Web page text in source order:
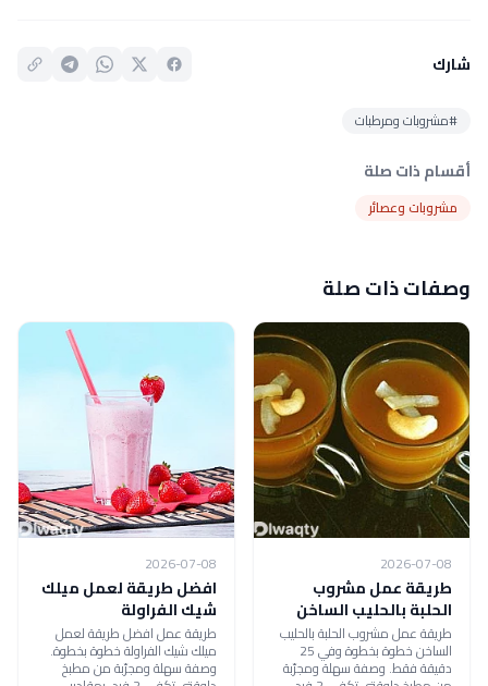
شارك
#مشروبات ومرطبات
أقسام ذات صلة
مشروبات وعصائر
وصفات ذات صلة
2026-07-08
طريقة عمل مشروب
الحلبة بالحليب الساخن
طريقة عمل مشروب الحلبة بالحليب
الساخن خطوة بخطوة وفي 25
دقيقة فقط. وصفة سهلة ومجرّبة
2026-07-08
افضل طريقة لعمل ميلك
شيك الفراولة
طريقة عمل افضل طريقة لعمل
ميلك شيك الفراولة خطوة بخطوة.
وصفة سهلة ومجرّبة من مطبخ